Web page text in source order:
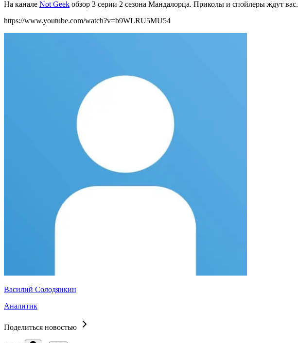
На канале Not Geek обзор 3 серии 2 сезона Мандалорца. Приколы и спойлеры ждут вас.
https://www.youtube.com/watch?v=b9WLRU5MU54
Василий Солодянкин
Аналитик
Поделиться новостью